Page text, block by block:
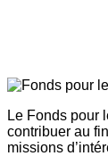
Le Fonds pour
contribuer au
missions